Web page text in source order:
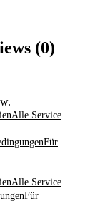
(0)
Alle Service
Für
Alle Service
Für